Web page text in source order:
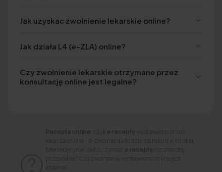
Jak uzyskac zwolnienie lekarskie online?
Jak działa L4 (e-ZLA) online?
Czy zwolnienie lekarskie otrzymane przez
konsultację online jest legalne?
Recepta online , czyli e recepty wystawiane przez
lekarza online, i e-zwolnienia to dziś standard w polskiej
telemedycynie. Jak otrzymać e receptę na choroby
przewlekłe? Czy zwolnienie wystawione online jest
legalne?